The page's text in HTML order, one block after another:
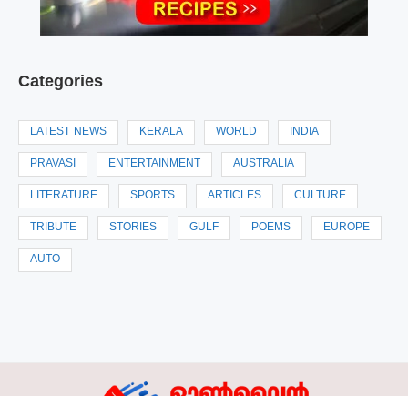
Categories
LATEST NEWS KERALA WORLD INDIA
PRAVASI ENTERTAINMENT AUSTRALIA
LITERATURE SPORTS ARTICLES CULTURE
TRIBUTE STORIES GULF POEMS EUROPE
AUTO